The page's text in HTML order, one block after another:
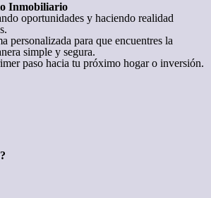
Inmobiliario
oportunidades y haciendo realidad
personalizada para que encuentres la
simple y segura.
paso hacia tu próximo hogar o inversión.